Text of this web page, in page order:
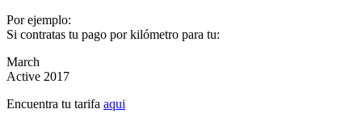
Por ejemplo:
Si contratas tu pago por kilómetro para tu:
March
Active 2017
Encuentra tu tarifa aqui